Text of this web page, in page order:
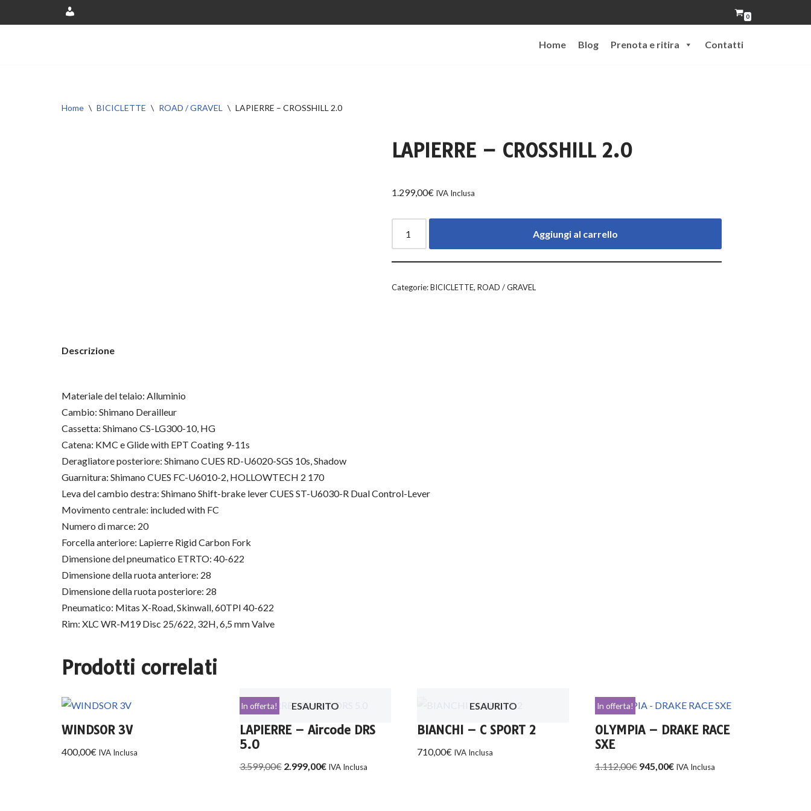
Account 0
Home Blog Prenota e ritira Contatti
Home \ BICICLETTE \ ROAD / GRAVEL \ LAPIERRE – CROSSHILL 2.0
LAPIERRE – CROSSHILL 2.0
1.299,00€ IVA Inclusa
Aggiungi al carrello
Categorie:BICICLETTE,ROAD / GRAVEL
Descrizione
Materiale del telaio: Alluminio
Cambio: Shimano Derailleur
Cassetta: Shimano CS-LG300-10, HG
Catena: KMC e Glide with EPT Coating 9-11s
Deragliatore posteriore: Shimano CUES RD-U6020-SGS 10s, Shadow
Guarnitura: Shimano CUES FC-U6010-2, HOLLOWTECH 2 170
Leva del cambio destra: Shimano Shift-brake lever CUES ST-U6030-R Dual Control-Lever
Movimento centrale: included with FC
Numero di marce: 20
Forcella anteriore: Lapierre Rigid Carbon Fork
Dimensione del pneumatico ETRTO: 40-622
Dimensione della ruota anteriore: 28
Dimensione della ruota posteriore: 28
Pneumatico: Mitas X-Road, Skinwall, 60TPI 40-622
Rim: XLC WR-M19 Disc 25/622, 32H, 6,5 mm Valve
Prodotti correlati
WINDSOR 3V
400,00€ IVA Inclusa
ESAURITO
In offerta!
LAPIERRE – Aircode DRS
5.0
3.599,00€ 2.999,00€ IVA Inclusa
ESAURITO
BIANCHI – C SPORT 2
710,00€ IVA Inclusa
In offerta!
OLYMPIA – DRAKE RACE
SXE
1.112,00€ 945,00€ IVA Inclusa